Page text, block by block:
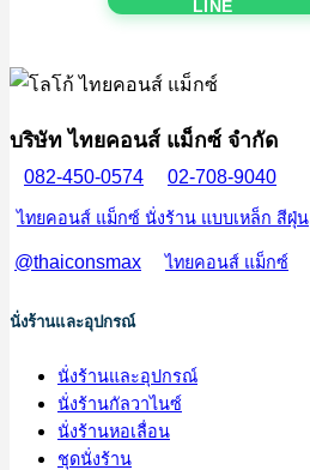
บริษัท ไทยคอนส์ แม็กซ์ จำกัด
082-450-0574 02-708-9040
ไทยคอนส์ แม็กซ์ นั่งร้าน แบบเหล็ก สีฝุ่น
@thaiconsmax ไทยคอนส์ แม็กซ์
นั่งร้านและอุปกรณ์
นั่งร้านและอุปกรณ์
นั่งร้านกัลวาไนซ์
นั่งร้านหอเลื่อน
ชุดนั่งร้าน